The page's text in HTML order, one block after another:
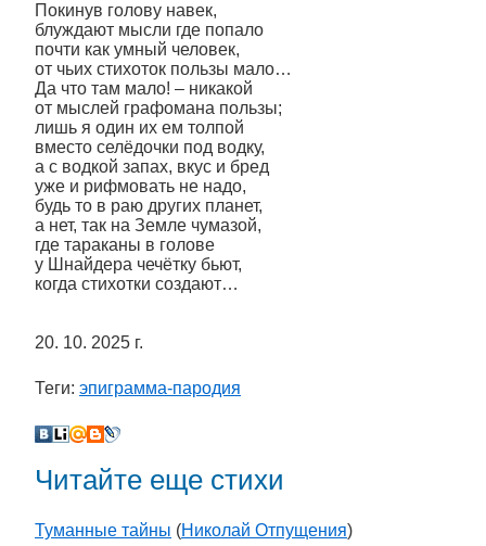
Покинув голову навек,
блуждают мысли где попало
почти как умный человек,
от чьих стихоток пользы мало…
Да что там мало! – никакой
от мыслей графомана пользы;
лишь я один их ем толпой
вместо селёдочки под водку,
а с водкой запах, вкус и бред
уже и рифмовать не надо,
будь то в раю других планет,
а нет, так на Земле чумазой,
где тараканы в голове
у Шнайдера чечётку бьют,
когда стихотки создают…
20. 10. 2025 г.
Теги: эпиграмма-пародия
Читайте еще стихи
Туманные тайны (Николай Отпущения)